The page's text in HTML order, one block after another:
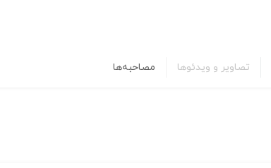
تصاویر و ویدئوها مصاحبه‌ها